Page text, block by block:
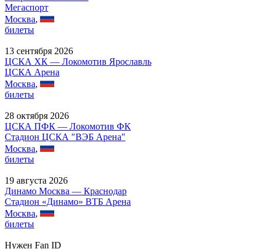
Мегаспорт
Москва,
билеты
13 сентября 2026
ЦСКА ХК — Локомотив Ярославль
ЦСКА Арена
Москва,
билеты
28 октября 2026
ЦСКА ПФК — Локомотив ФК
Стадион ЦСКА "ВЭБ Арена"
Москва,
билеты
19 августа 2026
Динамо Москва — Краснодар
Стадион «Динамо» ВТБ Арена
Москва,
билеты
Нужен Fan ID